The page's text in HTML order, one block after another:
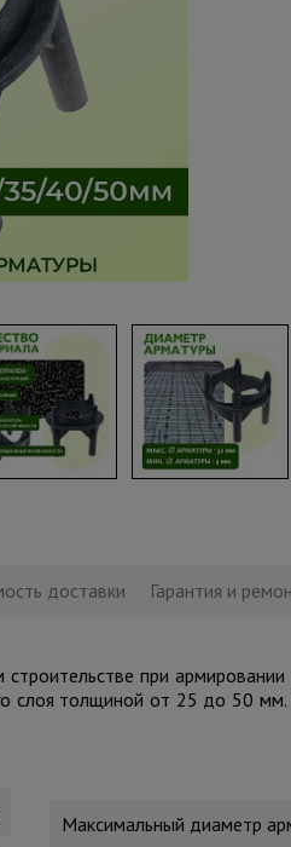
доставки Гарантия и
при
слоя толщиной от 25 до 50
Максимальный диаметр